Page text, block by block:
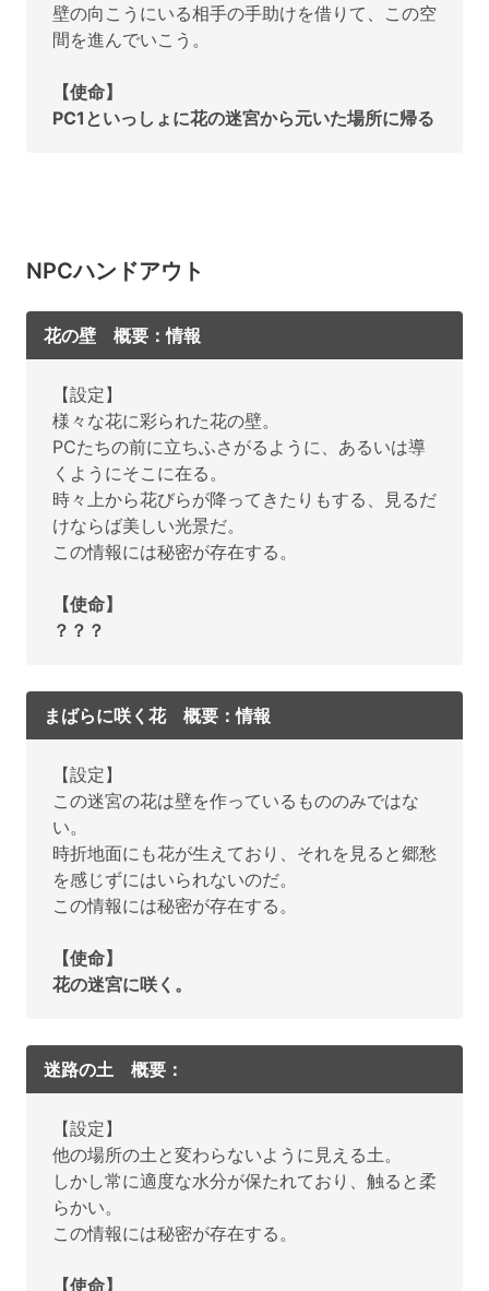
壁の向こうにいる相手の手助けを借りて、この空
間を進んでいこう。
【使命】
PC1といっしょに花の迷宮から元いた場所に帰る
NPCハンドアウト
花の壁 概要：情報
【設定】
様々な花に彩られた花の壁。
PCたちの前に立ちふさがるように、あるいは導
くようにそこに在る。
時々上から花びらが降ってきたりもする、見るだ
けならば美しい光景だ。
この情報には秘密が存在する。
【使命】
？？？
まばらに咲く花 概要：情報
【設定】
この迷宮の花は壁を作っているもののみではな
い。
時折地面にも花が生えており、それを見ると郷愁
を感じずにはいられないのだ。
この情報には秘密が存在する。
【使命】
花の迷宮に咲く。
迷路の土 概要：
【設定】
他の場所の土と変わらないように見える土。
しかし常に適度な水分が保たれており、触ると柔
らかい。
この情報には秘密が存在する。
【使命】